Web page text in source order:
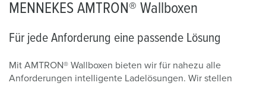
MENNEKES AMTRON® Wallboxen
Für jede Anforderung eine passende Lösung
Mit AMTRON® Wallboxen bieten wir für nahezu alle
Anforderungen intelligente Ladelösungen. Wir stellen